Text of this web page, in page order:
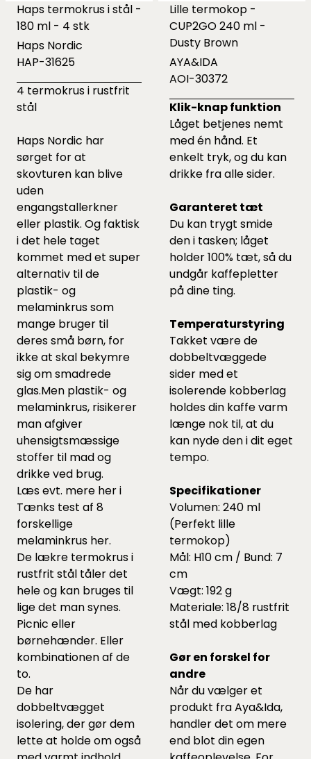
Haps termokrus i stål -
180 ml - 4 stk
Haps Nordic
HAP-31625
4 termokrus i rustfrit
stål
Haps Nordic har
sørget for at
skovturen kan blive
uden
engangstallerkner
eller plastik. Og faktisk
i det hele taget
kommet med et super
alternativ til de
plastik- og
melaminkrus som
mange bruger til
deres små børn, for
ikke at skal bekymre
sig om smadrede
glas.Men plastik- og
melaminkrus, risikerer
man afgiver
uhensigtsmæssige
stoffer til mad og
drikke ved brug.
Læs evt. mere her i
Tænks test af 8
forskellige
melaminkrus her.
De lækre termokrus i
rustfrit stål tåler det
hele og kan bruges til
lige det man synes.
Picnic eller
børnehænder. Eller
kombinationen af de
to.
De har
dobbeltvægget
isolering, der gør dem
lette at holde om også
Lille termokop -
CUP2GO 240 ml -
Dusty Brown
AYA&IDA
AOI-30372
Klik-knap funktion
Låget betjenes nemt
med én hånd. Et
enkelt tryk, og du kan
drikke fra alle sider.
Garanteret tæt
Du kan trygt smide
den i tasken; låget
holder 100% tæt, så du
undgår kaffepletter
på dine ting.
Temperaturstyring
Takket være de
dobbeltvæggede
sider med et
isolerende kobberlag
holdes din kaffe varm
længe nok til, at du
kan nyde den i dit eget
tempo.
Specifikationer
Volumen: 240 ml
(Perfekt lille
termokop)
Mål: H10 cm / Bund: 7
cm
Vægt: 192 g
Materiale: 18/8 rustfrit
stål med kobberlag
Gør en forskel for
andre
Når du vælger et
produkt fra Aya&Ida,
handler det om mere
end blot din egen